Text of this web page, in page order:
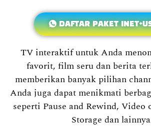
DAFTAR PAKET
TV interaktif untuk Anda
favorit, film seru dan berita
memberikan banyak pilihan
Anda juga dapat menikmati
seperti Pause and Rewind, Video
Storage dan